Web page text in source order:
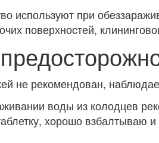
используют при
поверхностей,
не рекомендован,
воды из колодцев
хорошо взбалтываю